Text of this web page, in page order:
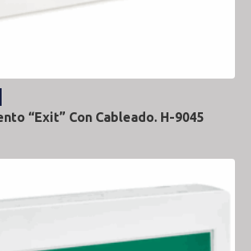
“Exit” Con Cableado. H-9045